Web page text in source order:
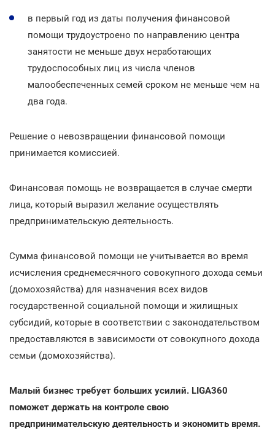
в первый год из даты получения финансовой
помощи трудоустроено по направлению центра
занятости не меньше двух неработающих
трудоспособных лиц из числа членов
малообеспеченных семей сроком не меньше чем на
два года.
Решение о невозвращении финансовой помощи
принимается комиссией.
Финансовая помощь не возвращается в случае смерти
лица, который выразил желание осуществлять
предпринимательскую деятельность.
Сумма финансовой помощи не учитывается во время
исчисления среднемесячного совокупного дохода семьи
(домохозяйства) для назначения всех видов
государственной социальной помощи и жилищных
субсидий, которые в соответствии с законодательством
предоставляются в зависимости от совокупного дохода
семьи (домохозяйства).
Малый бизнес требует больших усилий. LIGA360
поможет держать на контроле свою
предпринимательскую деятельность и экономить время.